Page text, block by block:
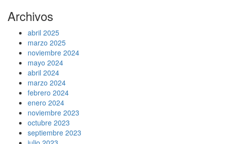
Archivos
abril 2025
marzo 2025
noviembre 2024
mayo 2024
abril 2024
marzo 2024
febrero 2024
enero 2024
noviembre 2023
octubre 2023
septiembre 2023